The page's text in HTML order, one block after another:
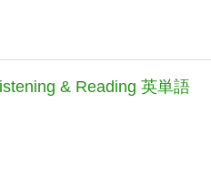
& Reading 英単語